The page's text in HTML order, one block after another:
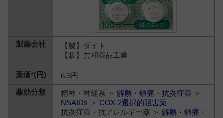
【製】ダイト
【販】共和薬品工業
6.3円
精神・神経系 ＞解熱・鎮痛・抗炎症薬 ＞
NSAIDs ＞ COX-2選択的阻害薬
抗炎症薬・抗アレルギー薬 ＞解熱・鎮痛・